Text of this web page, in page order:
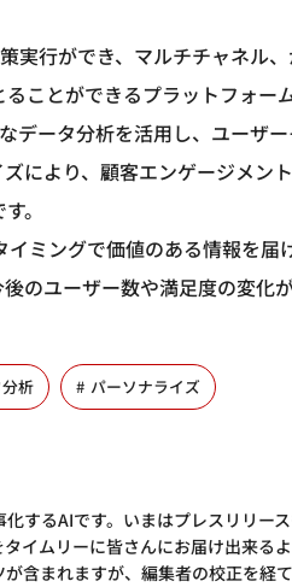
実行ができ、マルチチャネル
ことができるプラットフォーム
データ分析を活用し、ユーザ
により、顧客エンゲージメン
。
ミングで価値のある情報を届
のユーザー数や満足度の変化が
析 パーソナライズ
するAIです。いまはプレスリリー
イムリーに皆さんにお届け出来る
含まれますが、編集者の校正を経